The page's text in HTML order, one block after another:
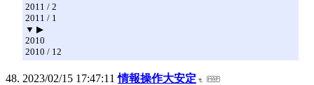
2011 / 2
2011 / 1
▼ ▶
2010
2010 / 12
2023/02/15 17:47:11 情報操作大安定